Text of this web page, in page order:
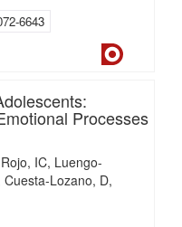
6643
Processes
IC Luengo-
Cuesta-Lozano, D